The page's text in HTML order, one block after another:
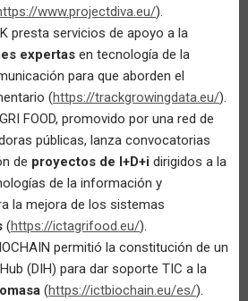
www.projectdiva.eu/).
presta servicios de apoyo a la
expertas en tecnología de la
para que aborden el
(https://trackgrowingdata.eu/).
FOOD, promovido por una red de
públicas, lanza convocatorias
de proyectos de I+D+i dirigidos a la
de la información y
la mejora de los sistemas
(https://ictagrifood.eu/).
permitió la constitución de un
(DIH) para dar soporte TIC a la
(https://ictbiochain.eu/es/).